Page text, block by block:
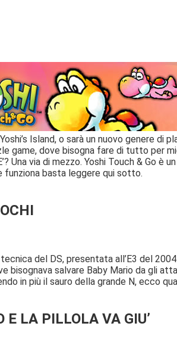
Island, o sarà un nuovo genere
game, dove bisogna fare di tutto per
Una via di mezzo. Yoshi Touch & Go è
funziona basta leggere qui sotto.
del DS, presentata all’E3 del
bisognava salvare Baby Mario da gli
in più il sauro della grande N, ecco
E LA PILLOLA VA GIU’